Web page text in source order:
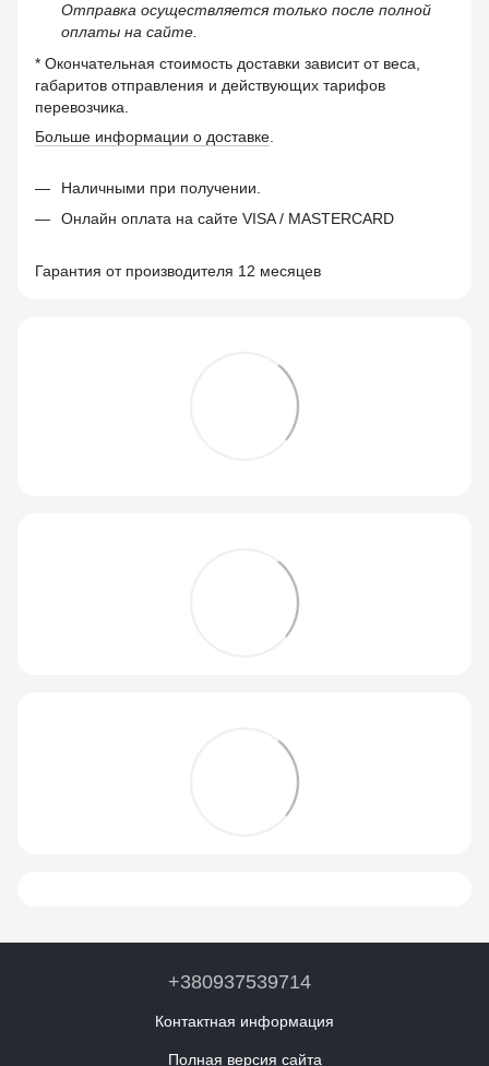
Отправка осуществляется только после полной
оплаты на сайте.
* Окончательная стоимость доставки зависит от веса,
габаритов отправления и действующих тарифов
перевозчика.
Больше информации о доставке
Наличными при получении.
Онлайн оплата на сайте VISA / MASTERCARD
Гарантия от производителя 12 месяцев
+380937539714
Контактная информация
Полная версия сайта